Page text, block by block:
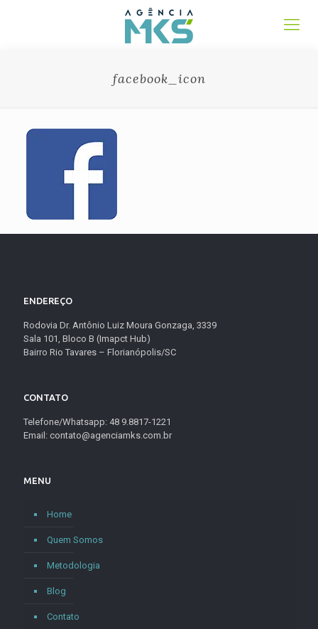
facebook_icon
ENDEREÇO
Rodovia Dr. Antônio Luiz Moura Gonzaga, 3339
Sala 101, Bloco B (Imapct Hub)
Bairro Rio Tavares – Florianópolis/SC
CONTATO
Telefone/Whatsapp: 48 9.8817-1221
Email: contato@agenciamks.com.br
MENU
Home
Quem Somos
Metodologia
Blog
Contato